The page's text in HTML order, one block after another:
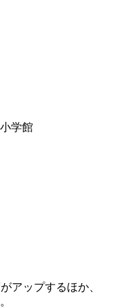
学館
アップするほか、